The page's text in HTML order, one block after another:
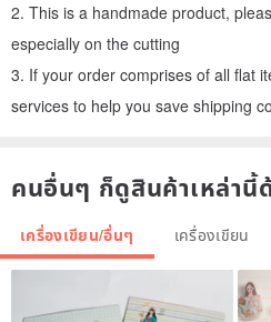
2. This is a handmade product,
especially on the cutting
3. If your order comprises of all flat
services to help you save shipping
คนอื่นๆ ก็ดูสินค้าเหล่านี้
เครื่องเขียน/อื่นๆ เครื่องเขียน